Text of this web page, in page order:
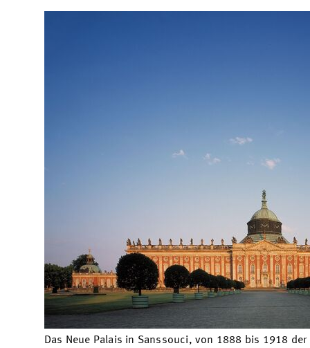
Das Neue Palais in Sanssouci, von 1888 bis 1918 der